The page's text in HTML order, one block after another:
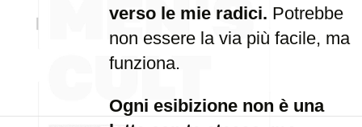
verso le mie radici. Potrebbe
non essere la via più facile, ma
funziona.
Ogni esibizione non è una